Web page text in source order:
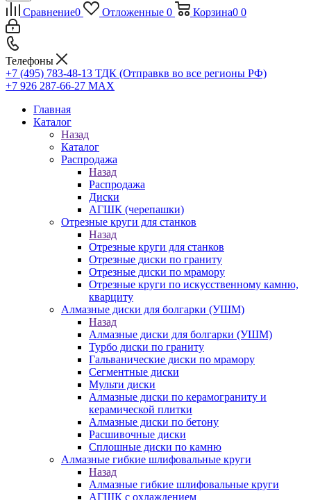
Сравнение0 Отложенные 0 Корзина0 0
Телефоны
+7 (495) 783-48-13 ТДК (Отправкв во все регионы РФ)
+7 926 287-66-27 МАХ
Главная
Каталог
Назад
Каталог
Распродажа
Назад
Распродажа
Диски
АГШК (черепашки)
Отрезные круги для станков
Назад
Отрезные круги для станков
Отрезные диски по граниту
Отрезные диски по мрамору
Отрезные круги по искусственному камню,
кварциту
Алмазные диски для болгарки (УШМ)
Назад
Алмазные диски для болгарки (УШМ)
Турбо диски по граниту
Гальванические диски по мрамору
Сегментные диски
Мульти диски
Алмазные диски по керамограниту и
керамической плитки
Алмазные диски по бетону
Расшивочные диски
Сплошные диски по камню
Алмазные гибкие шлифовальные круги
Назад
Алмазные гибкие шлифовальные круги
АГШК с охлаждением